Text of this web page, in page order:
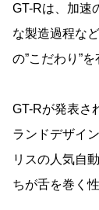
GT-Rは、加速
な製造過程な
の”こだわり”を
GT-Rが発表さ
ランドデザイ
リスの人気自
ちが舌を巻く